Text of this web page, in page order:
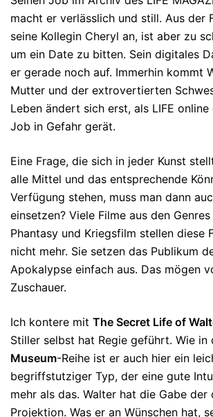
macht er verlässlich und still. Aus der
seine Kollegin Cheryl an, ist aber zu
um ein Date zu bitten. Sein digita­les
er gerade noch auf. Immerhin kommt
Mutter und der ex­tro­ver­tier­ten
Leben än­dert sich erst, als LIFE
Job in Gefahr gerät.
Eine Frage, die sich in jeder Kunst
alle Mittel und das entsprechende
Verfügung stehen, muss man dann
einsetzen? Viele Filme aus den
Phantasy und Kriegsfilm stellen diese
nicht mehr. Sie setzen das Publikum
Apokalypse einfach aus. Das mögen
Zuschauer.
Ich kontere mit The Secret Life of
Stiller selbst hat Regie geführt. Wie in
Museum-Reihe ist er auch hier ein
begriffstutziger Typ, der eine gute
mehr als das. Walter hat die Gabe der
Projektion. Was er an Wünschen hat,